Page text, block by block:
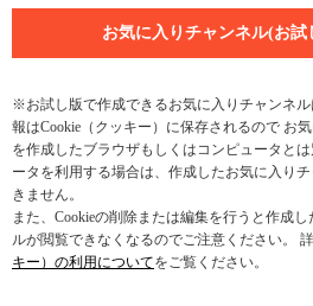
お気に入りチャンネル(お試
※お試し版で作成できるお気に入りチャンネ
報はCookie（クッキー）に保存されるので お
を作成したブラウザもしくはコンピュータと
ータを利用する場合は、作成したお気に入り
きません。
また、Cookieの削除または編集を行うと作成
ルが閲覧できなくなるのでご注意ください。 詳
キー）の利用についてをご覧ください。